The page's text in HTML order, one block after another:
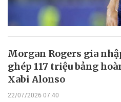
Morgan Rogers gia
ghép 117 triệu bảng
Xabi Alonso
22/07/2026 07:40